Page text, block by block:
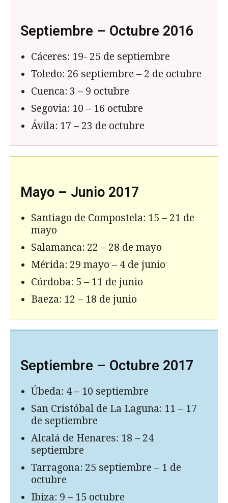
Septiembre – Octubre 2016
Cáceres: 19- 25 de septiembre
Toledo: 26 septiembre – 2 de octubre
Cuenca: 3 – 9 octubre
Segovia: 10 – 16 octubre
Ávila: 17 – 23 de octubre
Mayo – Junio 2017
Santiago de Compostela: 15 – 21 de
mayo
Salamanca: 22 – 28 de mayo
Mérida: 29 mayo – 4 de junio
Córdoba: 5 – 11 de junio
Baeza: 12 – 18 de junio
Septiembre – Octubre 2017
Úbeda: 4 – 10 septiembre
San Cristóbal de La Laguna: 11 – 17
de septiembre
Alcalá de Henares: 18 – 24
septiembre
Tarragona: 25 septiembre – 1 de
octubre
Ibiza: 9 – 15 octubre